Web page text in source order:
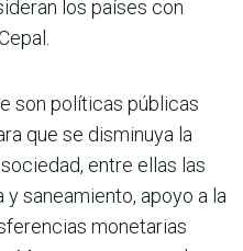
los países con
son políticas públicas
que se disminuya la
entre ellas las
saneamiento, apoyo a la
monetarias